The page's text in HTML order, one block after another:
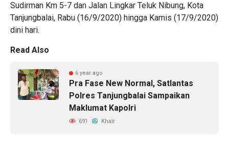
Sudirman Km 5-7 dan Jalan Lingkar Teluk Nibung, Kota
Tanjungbalai, Rabu (16/9/2020) hingga Kamis (17/9/2020)
dini hari.
Read Also
6 year ago
Pra Fase New Normal, Satlantas
Polres Tanjungbalai Sampaikan
Maklumat Kapolri
691 Khair